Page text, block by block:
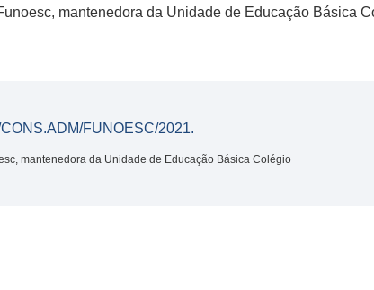
mantenedora da Unidade de Educação Básica
FUNOESC/2021.
mantenedora da Unidade de Educação Básica Colégio